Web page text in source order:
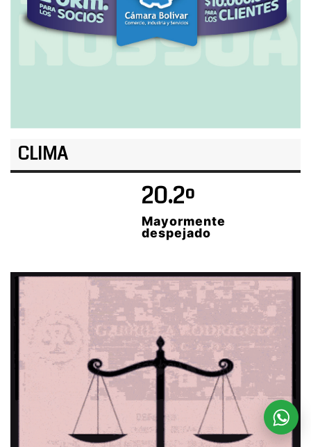
CLIMA
20.2º
Mayormente
despejado